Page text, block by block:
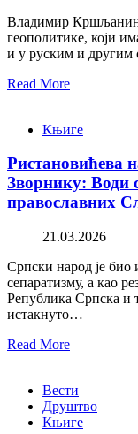
Владимир Кршљанин
геополитике, који
и у руским и другим
Read More
Књиге
Ристановићева
Зворнику: Води
православних
21.03.2026
Српски народ је био
сепаратизму, а као
Република Српска и
истакнуто…
Read More
Вести
Друштво
Књиге